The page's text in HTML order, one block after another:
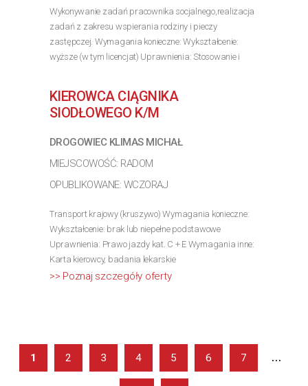
Wykonywanie zadań pracownika socjalnego,realizacja
zadań z zakresu wspierania rodziny i pieczy
zastępczej. Wymagania konieczne: Wykształcenie:
wyższe (w tym licencjat) Uprawnienia: Stosowanie i
>> Poznaj szczegóły oferty
KIEROWCA CIĄGNIKA
SIODŁOWEGO K/M
DROGOWIEC KLIMAS MICHAŁ
MIEJSCOWOŚĆ: RADOM
OPUBLIKOWANE: WCZORAJ
Transport krajowy (kruszywo) Wymagania konieczne:
Wykształcenie: brak lub niepełne podstawowe
Uprawnienia: Prawo jazdy kat. C + E Wymagania inne:
Karta kierowcy, badania lekarskie
>> Poznaj szczegóły oferty
1 2 3 4 5 6 7 ...